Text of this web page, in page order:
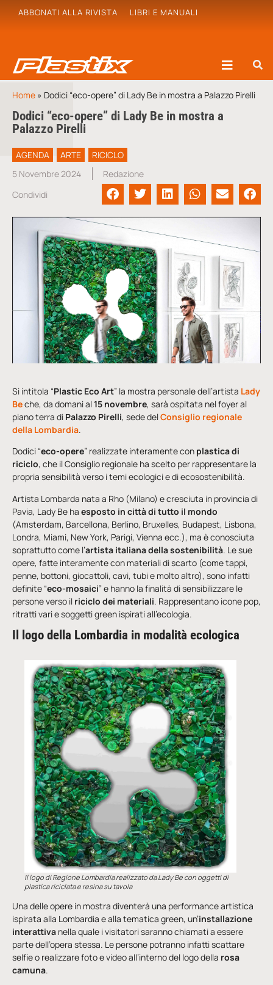
ABBONATI ALLA RIVISTA LIBRI E MANUALI
Home » Dodici “eco-opere” di Lady Be in mostra a Palazzo Pirelli
Dodici “eco-opere” di Lady Be in mostra a
Palazzo Pirelli
AGENDA ARTE
RICICLO
5 Novembre 2024
Redazione
Condividi
Si intitola “Plastic Eco Art” la mostra personale dell’artista Lady
Beche, da domani al15 novembre, sarà ospitata nel foyer al
piano terra di Palazzo Pirelli, sede delConsiglio regionale
della Lombardia.
Dodici “eco-opere” realizzate interamente con plastica di
riciclo, che il Consiglio regionale ha scelto per rappresentare la
propria sensibilità verso i temi ecologici e di ecosostenibilità.
Artista Lombarda nata a Rho (Milano) e cresciuta in provincia di
Pavia, Lady Be ha esposto in città di tutto il mondo
(Amsterdam, Barcellona, Berlino, Bruxelles, Budapest, Lisbona,
Londra, Miami, New York, Parigi, Vienna ecc.), ma è conosciuta
soprattutto come l’artista italiana della sostenibilità. Le sue
opere, fatte interamente con materiali di scarto (come tappi,
penne, bottoni, giocattoli, cavi, tubi e molto altro), sono infatti
definite “eco-mosaici” e hanno la finalità di sensibilizzare le
persone verso il riciclo dei materiali. Rappresentano icone pop,
ritratti vari e soggetti green ispirati all’ecologia.
Il logo della Lombardia in modalità ecologica
Il logo di Regione Lombardia realizzato da Lady Be con oggetti di
plastica riciclata e resina su tavola
Una delle opere in mostra diventerà una performance artistica
ispirata alla Lombardia e alla tematica green, un’installazione
interattiva nella quale i visitatori saranno chiamati a essere
parte dell’opera stessa. Le persone potranno infatti scattare
selfie o realizzare foto e video all’interno del logo della rosa
camuna.